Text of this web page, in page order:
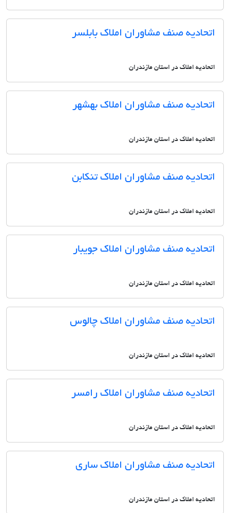
اتحادیه صنف مشاوران املاک بابلسر
اتحادیه املاک در استان مازندران
اتحادیه صنف مشاوران املاک بهشهر
اتحادیه املاک در استان مازندران
اتحادیه صنف مشاوران املاک تنکابن
اتحادیه املاک در استان مازندران
اتحادیه صنف مشاوران املاک جویبار
اتحادیه املاک در استان مازندران
اتحادیه صنف مشاوران املاک چالوس
اتحادیه املاک در استان مازندران
اتحادیه صنف مشاوران املاک رامسر
اتحادیه املاک در استان مازندران
اتحادیه صنف مشاوران املاک ساری
اتحادیه املاک در استان مازندران